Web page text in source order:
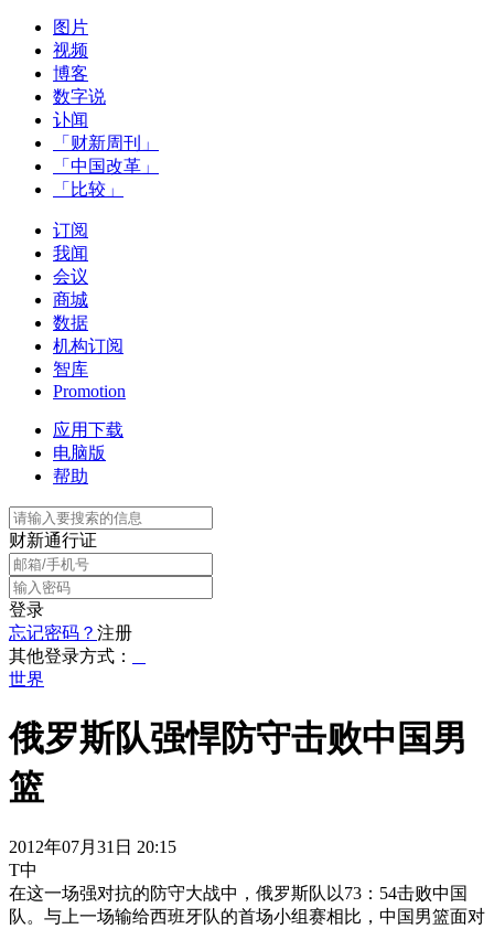
图片
视频
博客
数字说
讣闻
「财新周刊」
「中国改革」
「比较」
订阅
我闻
会议
商城
数据
机构订阅
智库
Promotion
应用下载
电脑版
帮助
财新通行证
登录
忘记密码？ 注册
其他登录方式：
世界
俄罗斯队强悍防守击败中国男
篮
2012年07月31日 20:15
T中
在这一场强对抗的防守大战中，俄罗斯队以73：54击败中国
队。与上一场输给西班牙队的首场小组赛相比，中国男篮面对